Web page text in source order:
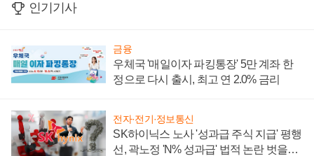
인기기사
금융
우체국 '매일이자 파킹통장' 5만 계좌 한
정으로 다시 출시, 최고 연 2.0% 금리
전자·전기·정보통신
SK하이닉스 노사 '성과급 주식 지급' 평행
선, 곽노정 'N% 성과급' 법적 논란 벗을지